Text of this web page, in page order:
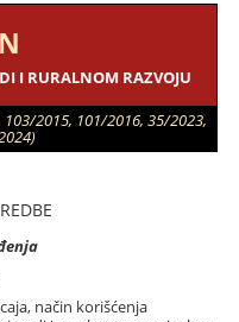
I RURALNOM RAZVOJU
2015, 101/2016, 35/2023,
način korišćenja